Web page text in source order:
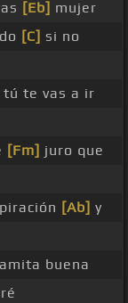
[Eb] mujer
[C] si no
tú te vas a ir
[Fm] juro que
[Ab] y
buena